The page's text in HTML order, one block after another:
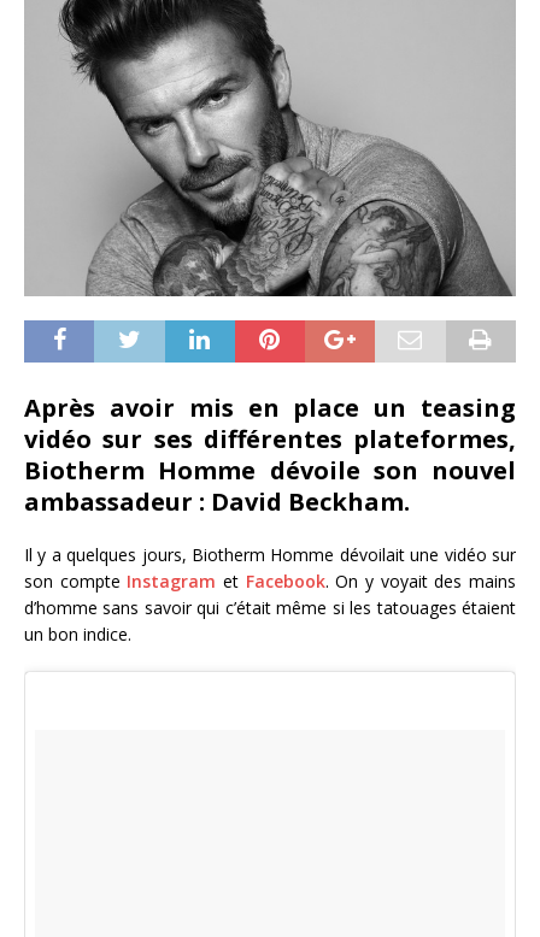
Après avoir mis en place un teasing
vidéo sur ses différentes plateformes,
Biotherm Homme dévoile son nouvel
ambassadeur : David Beckham.
Il y a quelques jours, Biotherm Homme dévoilait une vidéo sur
son compte Instagram et Facebook. On y voyait des mains
d’homme sans savoir qui c’était même si les tatouages étaient
un bon indice.